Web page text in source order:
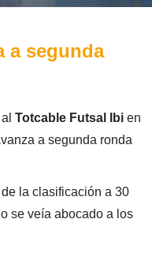
a segunda
Totcable Futsal Ibien
a segunda ronda
la clasificación a 30
se veía abocado a los